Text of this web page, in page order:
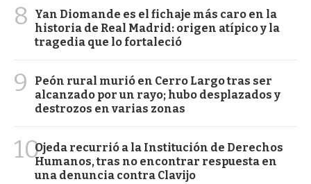
8
Yan Diomande es el fichaje más caro en la
historia de Real Madrid: origen atípico y la
tragedia que lo fortaleció
9
Peón rural murió en Cerro Largo tras ser
alcanzado por un rayo; hubo desplazados y
destrozos en varias zonas
10Ojeda recurrió a la Institución de Derechos
Humanos, tras no encontrar respuesta en
una denuncia contra Clavijo